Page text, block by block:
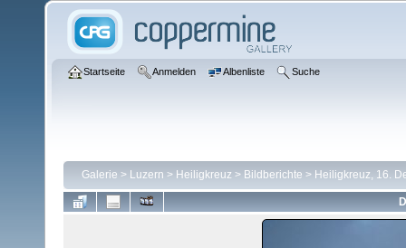
Startseite Anmelden Albenliste Suche
Galerie > Luzern > Heiligkreuz > Bildberichte > Heiligkreuz, 16.